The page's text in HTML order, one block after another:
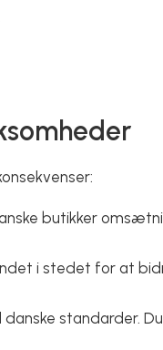
butikker
i stedet for at
standarder.